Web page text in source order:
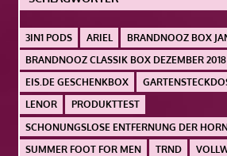
3IN1 PODS ARIEL
BRANDNOOZ BOX
BRANDNOOZ CLASSIK BOX DEZEMBER 2018
EIS.DE GESCHENKBOX
LENOR
PRODUKTTEST
SCHONUNGSLOSE ENTFERNUNG DER
SUMMER FOOT FOR MEN
TRND